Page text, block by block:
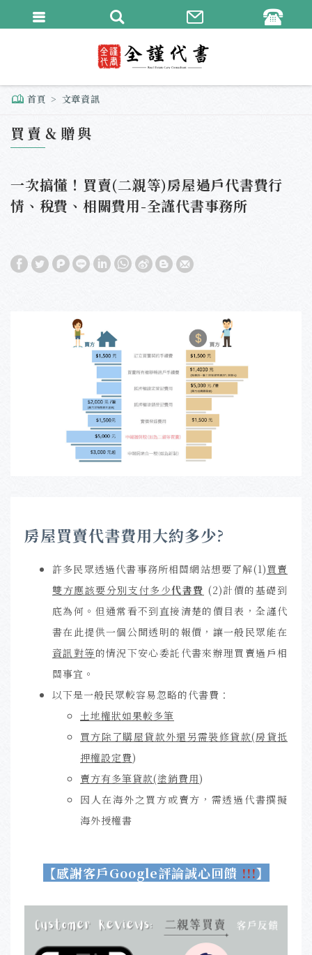
首頁 文章資訊
買賣＆贈與
一次搞懂！買賣(二親等)房屋過戶代書費行
情、稅費、相關費用-全謹代書事務所
房屋買賣代書費用大約多少?
許多民眾透過代書事務所相關網站想要了解(1) 買賣
雙方應該要分別支付多少代書費 (2)計價的基礎到
底為何。但通常看不到直接清楚的價目表，全謹代
書在此提供一個公開透明的報價，讓一般民眾能在
資訊對等的情況下安心委託代書來辦理買賣過戶相
關事宜。
以下是一般民眾較容易忽略的代書費：
土地權狀如果較多筆
買方除了購屋貸款外還另需裝修貸款(房貸抵
押權設定費)
賣方有多筆貸款(塗銷費用)
因人在海外之買方或賣方，需透過代書撰擬
海外授權書
【感謝客戶Google評論誠心回饋 !!!】
繁體中文
English